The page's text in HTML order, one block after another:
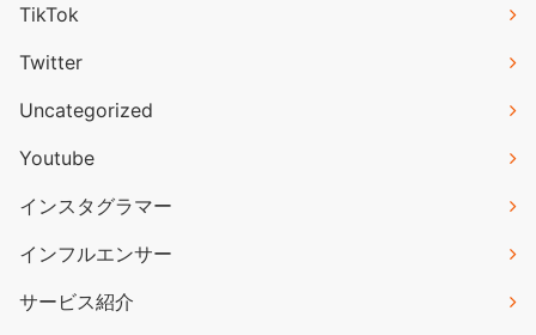
TikTok
Twitter
Uncategorized
Youtube
インスタグラマー
インフルエンサー
サービス紹介